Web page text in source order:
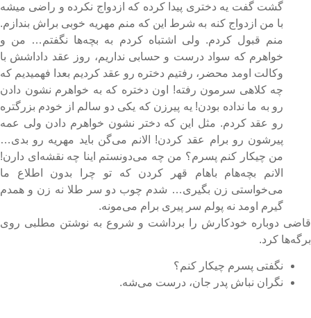
گشت گفت یه دختری پیدا کرده که ازدواج نکرده و راضی میشه
با من ازدواج کنه به شرط این که منم مهریه خوبی براش بندازم.
منم قبول کردم. ولی اشتباه کردم به بچه‌ها نگفتم… من و
خواهرم که سواد درست و حسابی نداریم، روز عقد داداشش با
وکالت اومد محضر، رفتیم دختره رو عقد کردیم بعدا فهمیدیم که
چه کلاهی سرمون رفته! اون دختره که به خواهرم نشون دادن
رو به ما نداده بودن! یه پیرزن که یکی دو سالم از خودم بزرگتره
رو عقد کردم. مثل این که دختر نشون خواهرم دادن ولی عمه
پیرشون رو برام عقد کردن! الانم می‌گن باید مهریه رو بدی…
من چیکار کنم پسرم؟ من چه می‌دونستم اینا چه نقشه‌ای دارن!
الانم بچه‌هام باهام قهر کردن که تو چرا بدون اطلاع ما
می‌خواستی زن بگیری… شدم چوب دو سر طلا نه زن و همدم
گیرم اومد نه پولم سر پیری برام می‌مونه.
دوباره خودکارش را برداشت و شروع به نوشتن مطلبی روی
کرد.
نگفتی پسرم چیکار کنم؟
نگران نباش پدر جان، درست می‌شه.